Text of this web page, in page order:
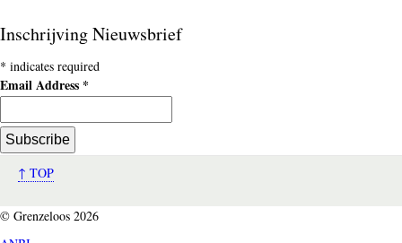
Inschrijving Nieuwsbrief
* indicates required
Email Address *
↑ TOP
© Grenzeloos 2026